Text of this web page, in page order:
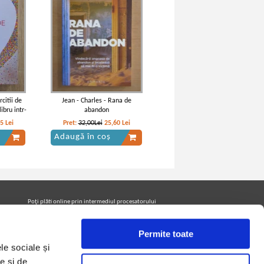
sociale și
și de
Permite toate
de
intr-
Lei
Jean - Charles - Rana de
abandon
Pret:32,00Lei 25,60 Lei
Adaugă în coș
Poţi plăti online prin intermediul procesatorului
Urmăreşte-ne pe facebook pentru a fi la curent cu